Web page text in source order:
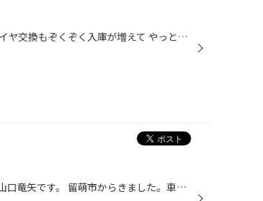
今日はとても天気が良く 暖かい日ですね！ タイヤ交換もぞくぞく入庫が増えて やっとこの季節が来たんだなーと実感します！ 今お使いのタイヤはまだ使えますか？ 年数が経っていてヒビ割れしている。 溝が減っている。 などなど わからないという方は当店スタッフにご相談ください！ 今月は予約の方...
新しく旭川大雪通り店に配属になりました。 山口竜矢です。 留萌市からきました。車の知識はほぼないので、 色々と教えてください。 初出勤の時はすごく不安でしたが、 行ってみたら優しい人ばかりで安心しました。 仕事をやってみての感想は今のところは楽しい と感じてできています。 これからも...